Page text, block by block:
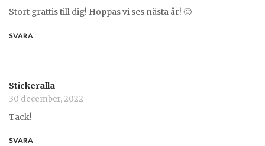
Stort grattis till dig! Hoppas vi ses nästa år! 🙂
SVARA
Stickeralla
30 december, 2022
Tack!
SVARA